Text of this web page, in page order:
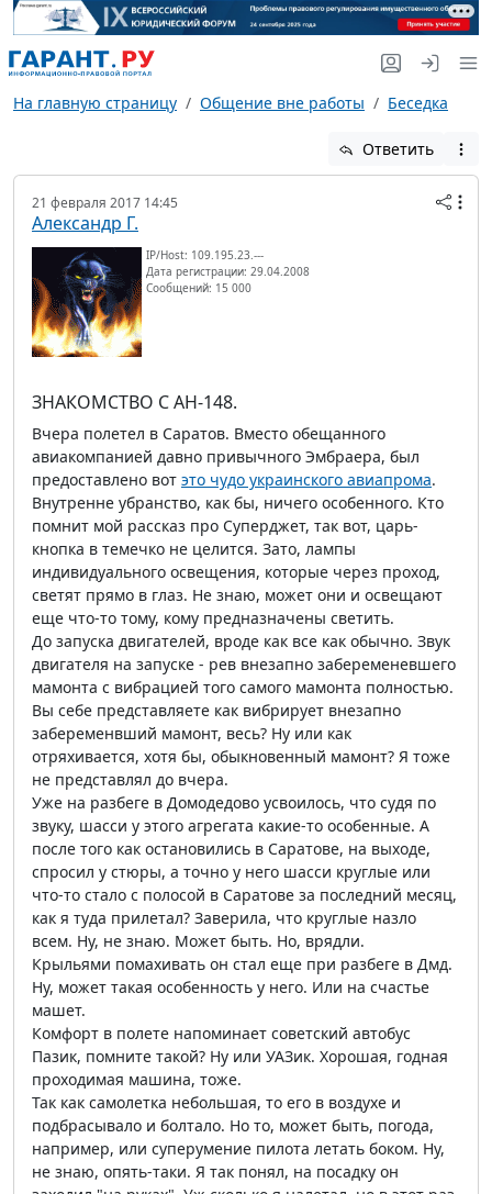
На главную страницу Общение вне работы Беседка
Ответить
21 февраля 2017 14:45
Александр Г.
IP/Host: 109.195.23.---
Дата регистрации: 29.04.2008
Сообщений: 15 000
ЗНАКОМСТВО С АН-148.
Вчера полетел в Саратов. Вместо обещанного
авиакомпанией давно привычного Эмбраера, был
предоставлено вот это чудо украинского авиапрома.
Внутренне убранство, как бы, ничего особенного. Кто
помнит мой рассказ про Суперджет, так вот, царь-
кнопка в темечко не целится. Зато, лампы
индивидуального освещения, которые через проход,
светят прямо в глаз. Не знаю, может они и освещают
еще что-то тому, кому предназначены светить.
До запуска двигателей, вроде как все как обычно. Звук
двигателя на запуске - рев внезапно забеременевшего
мамонта с вибрацией того самого мамонта полностью.
Вы себе представляете как вибрирует внезапно
забеременвший мамонт, весь? Ну или как
отряхивается, хотя бы, обыкновенный мамонт? Я тоже
не представлял до вчера.
Уже на разбеге в Домодедово усвоилось, что судя по
звуку, шасси у этого агрегата какие-то особенные. А
после того как остановились в Саратове, на выходе,
спросил у стюры, а точно у него шасси круглые или
что-то стало с полосой в Саратове за последний месяц,
как я туда прилетал? Заверила, что круглые назло
всем. Ну, не знаю. Может быть. Но, врядли.
Крыльями помахивать он стал еще при разбеге в Дмд.
Ну, может такая особенность у него. Или на счастье
машет.
Комфорт в полете напоминает советский автобус
Пазик, помните такой? Ну или УАЗик. Хорошая, годная
проходимая машина, тоже.
Так как самолетка небольшая, то его в воздухе и
подбрасывало и болтало. Но то, может быть, погода,
например, или суперумение пилота летать боком. Ну,
не знаю, опять-таки. Я так понял, на посадку он